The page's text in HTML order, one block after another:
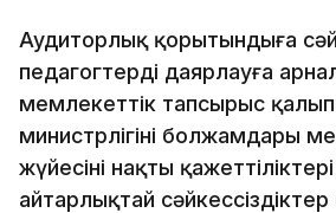
Аудиторлық қорытындыға
педагогтерді даярлауға
мемлекеттік тапсырыс
министрлігінің болжамдары
жүйесінің нақты
айтарлықтай